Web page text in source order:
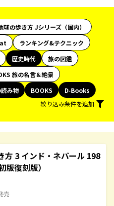
球の歩き方 Jシリーズ（国内）
ランキング&テクニック
歴史時代
旅の図鑑
旅の名言＆絶景
み物 BOOKS
D-Books
絞り込み条件を追加
方 3 インド・ネパール 198
版復刻版）
売